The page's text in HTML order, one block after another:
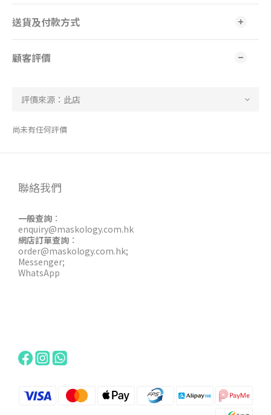
送貨及付款方式
顧客評價
尚未有任何評價
聯絡我們
一般查詢 ：
enquiry@maskology.com.hk
網店訂單查詢 ：
order@maskology.com.hk;
Messenger;
WhatsApp